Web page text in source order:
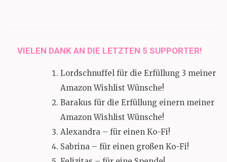
VIELEN DANK AN DIE LETZTEN 5 SUPPORTER!
Lordschnuffel für die Erfüllung 3 meiner
Amazon Wishlist Wünsche!
Barakus für die Erfüllung einern meiner
Amazon Wishlist Wünsche!
Alexandra – für einen Ko-Fi!
Sabrina – für einen großen Ko-Fi!